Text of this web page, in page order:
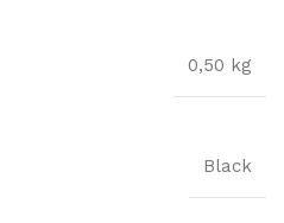
0,50 kg
Black